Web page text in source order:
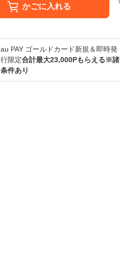
かごに入れる
au PAY ゴールドカード新規＆即時発
行限定合計最大23,000Pもらえる※諸
条件あり